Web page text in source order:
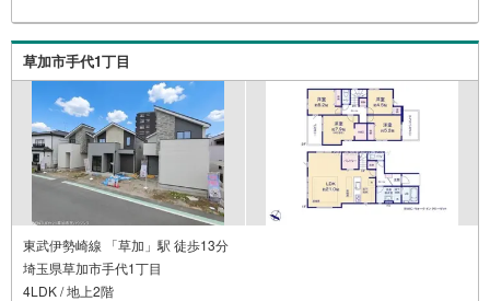
草加市手代1丁目
東武伊勢崎線 「草加」駅 徒歩13分
埼玉県草加市手代1丁目
4LDK / 地上2階